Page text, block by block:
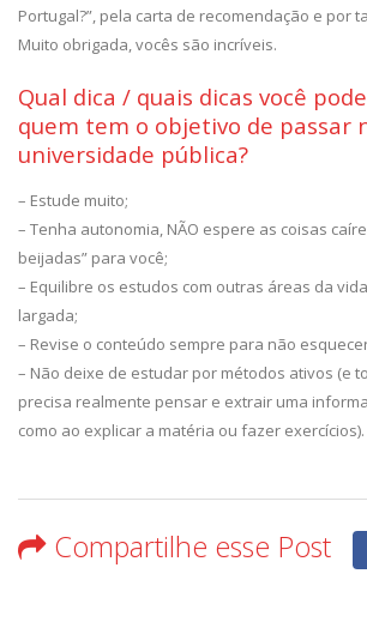
Portugal?”, pela carta de recomendação e por
Muito obrigada, vocês são incríveis.
Qual dica / quais dicas você
quem tem o objetivo de passar
universidade pública?
– Estude muito;
– Tenha autonomia, NÃO espere as coisas
beijadas” para você;
– Equilibre os estudos com outras áreas da
largada;
– Revise o conteúdo sempre para não
– Não deixe de estudar por métodos ativos (e
precisa realmente pensar e extrair uma
como ao explicar a matéria ou fazer exercícios).
Compartilhe esse Post